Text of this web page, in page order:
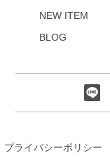
NEW ITEM
BLOG
プライバシーポリシー